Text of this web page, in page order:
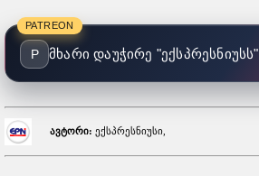
PATREON
P მხარი დაუჭირე "ექსპრესნიუსს"
ავტორი: ექსპრესნიუსი,